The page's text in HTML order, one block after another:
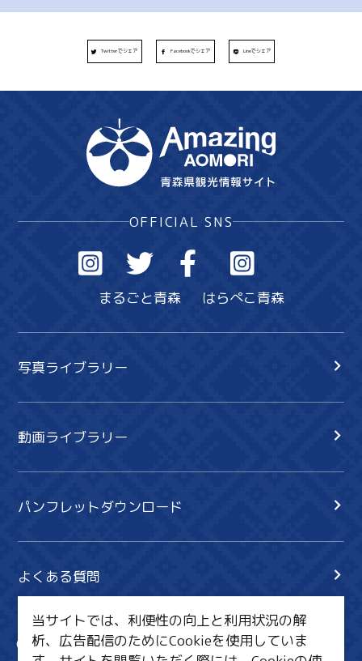
Twitterでシェア Facebookでシェア Lineでシェア
OFFICIAL SNS
まるごと青森 はらぺこ青森
写真ライブラリー
動画ライブラリー
パンフレットダウンロード
よくある質問
サイト内検索 共有
当サイトでは、利便性の向上と利用状況の解
析、広告配信のためにCookieを使用していま